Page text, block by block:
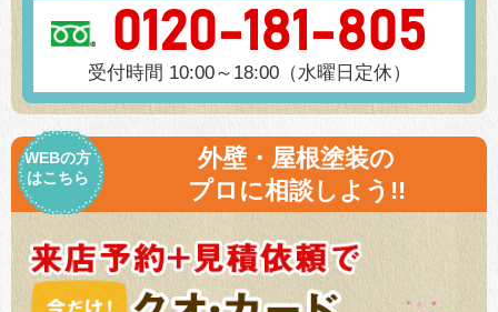
0120-181-805
受付時間 10:00～18:00（水曜日定休）
WEBの方
はこちら
外壁・屋根塗装の
プロに相談しよう!!